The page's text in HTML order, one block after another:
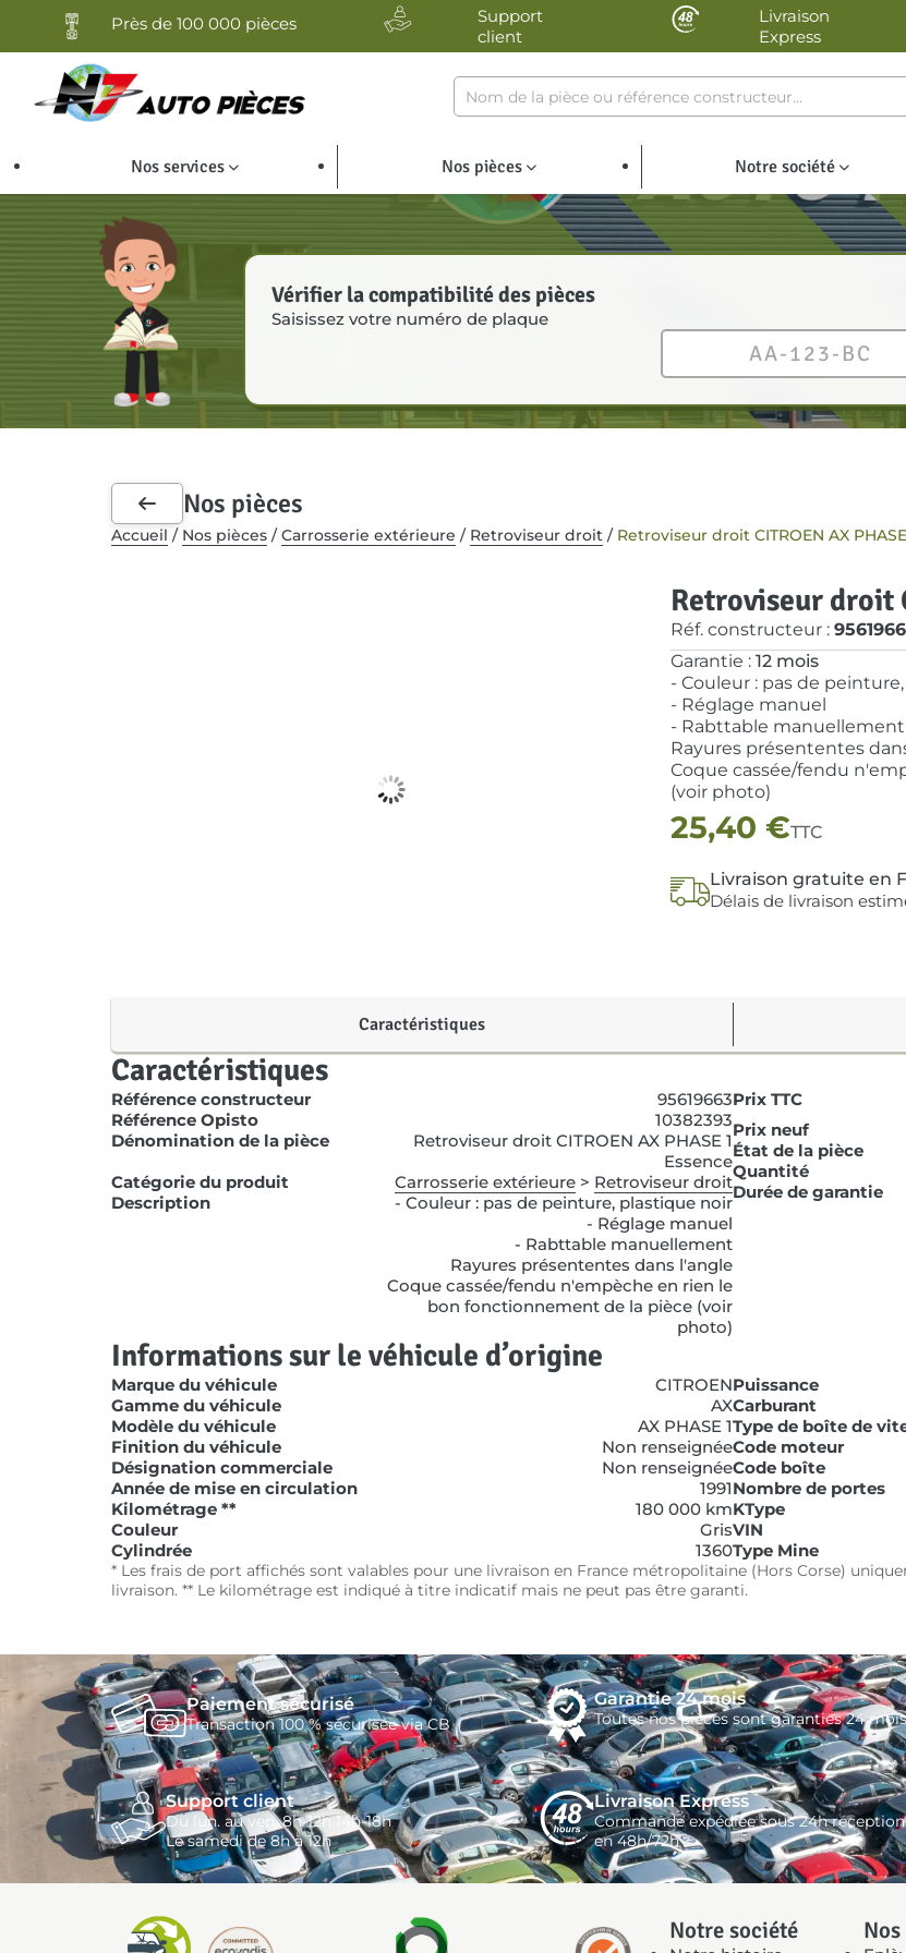
Panneau de gestion des cookies
Près de 100 000 pièces
Support
client
Livraison
Express
Nos services Nos pièces Notre société
Vérifier la compatibilité des pièces
Saisissez votre numéro de plaque
Nos pièces
Accueil / Nos pièces /Carrosserie extérieure / Retroviseur droit / Retroviseur droit CITROEN AX
Retroviseur droit
Réf. constructeur :
Garantie : 12 mois
- Couleur : pas de
- Réglage manuel
- Rabttable manuellement
Rayures présententes
Coque cassée/fendu
(voir photo)
25,40 €TTC
Livraison gratuite en
Délais de livraison
Caractéristiques
Caractéristiques
Référence constructeur
95619663
Référence Opisto
10382393
Dénomination de la pièce
Retroviseur droit CITROEN AX PHASE 1
Essence
Catégorie du produit
Carrosserie extérieure > Retroviseur droit
Description
- Couleur : pas de peinture, plastique noir
- Réglage manuel
- Rabttable manuellement
Rayures présententes dans l'angle
Coque cassée/fendu n'empèche en rien le
bon fonctionnement de la pièce (voir
photo)
Prix TTC
Prix neuf
État de la pièce
Quantité
Durée de garantie
Informations sur le véhicule d’origine
Marque du véhicule
CITROEN
Gamme du véhicule
AX
Modèle du véhicule
AX PHASE 1
Finition du véhicule
Non renseignée
Désignation commerciale
Non renseignée
Année de mise en circulation
1991
Kilométrage **
180 000 km
Couleur
Gris
Cylindrée
1360
Puissance
Carburant
Type de boîte de
Code moteur
Code boîte
Nombre de portes
KType
VIN
Type Mine
* Les frais de port affichés sont valables pour une livraison en France métropolitaine (Hors Corse)
livraison. ** Le kilométrage est indiqué à titre indicatif mais ne peut pas être garanti.
Paiement sécurisé
Transaction 100 % sécurisée via CB
Garantie 24 mois
Toutes nos pièces sont garanties 24
Support client
Du lun. au ven. 8h-12h 14h-18h
Le samedi de 8h à 12h
Livraison Express
Commande expédiée sous 24h réception
en 48h/72h
Notre société